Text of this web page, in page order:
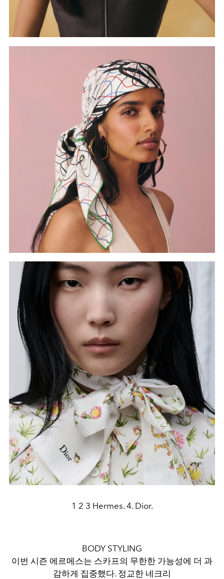
1 2 3 Hermes. 4. Dior.
BODY STYLING
이번 시즌 에르메스는 스카프의 무한한 가능성에 더 과
감하게 집중했다. 정교한 네크리